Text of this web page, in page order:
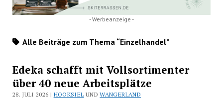
- Werbeanzeige -
Alle Beiträge zum Thema “Einzelhandel”
Edeka schafft mit Vollsortimenter
über 40 neue Arbeitsplätze
28. JULI 2026 | HOOKSIEL UNDWANGERLAND